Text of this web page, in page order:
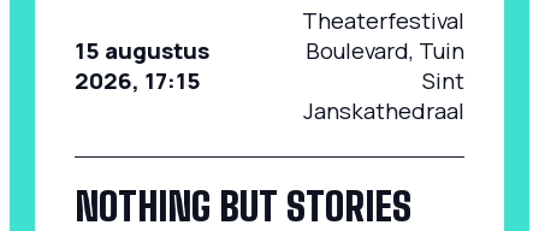
15 augustus
2026, 17:15
Theaterfestival
Boulevard, Tuin
Sint
Janskathedraal
NOTHING BUT STORIES